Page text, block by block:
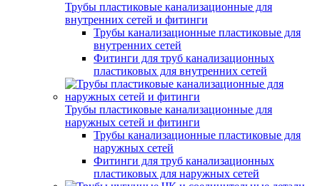
Трубы пластиковые канализационные для
внутренних сетей и фитинги
Трубы канализационные пластиковые для
внутренних сетей
Фитинги для труб канализационных
пластиковых для внутренних сетей
Трубы пластиковые канализационные для
наружных сетей и фитинги
Трубы канализационные пластиковые для
наружных сетей
Фитинги для труб канализационных
пластиковых для наружных сетей